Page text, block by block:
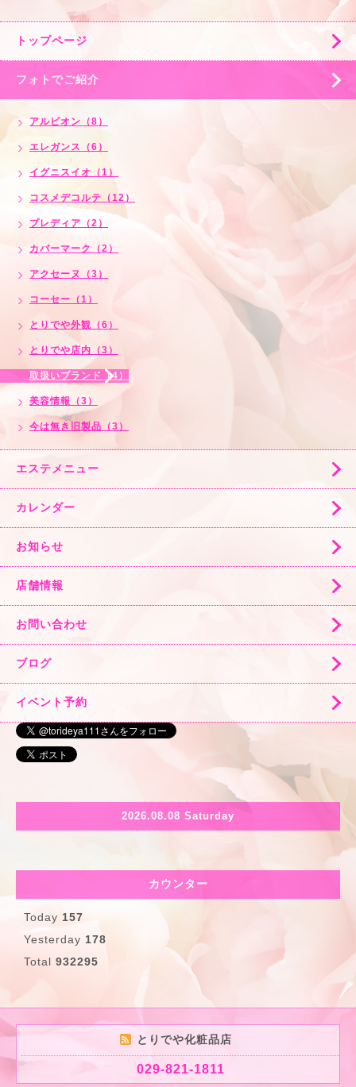
トップページ
フォトでご紹介
アルビオン（8）
エレガンス（6）
イグニスイオ（1）
コスメデコルテ（12）
プレディア（2）
カバーマーク（2）
アクセーヌ（3）
コーセー（1）
とりでや外観（6）
とりでや店内（3）
取扱いブランド（4）
美容情報（3）
今は無き旧製品（3）
エステメニュー
カレンダー
お知らせ
店舗情報
お問い合わせ
ブログ
イベント予約
2026.08.08 Saturday
カウンター
Today 157
Yesterday 178
Total 932295
とりでや化粧品店
029-821-1811